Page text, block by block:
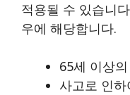
적용될 수 있습니
우에 해당합니다.
65세 이상
사고로 인